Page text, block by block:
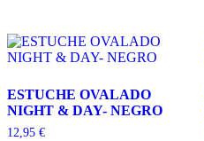
ESTUCHE OVALADO
NIGHT & DAY- NEGRO
12,95 €